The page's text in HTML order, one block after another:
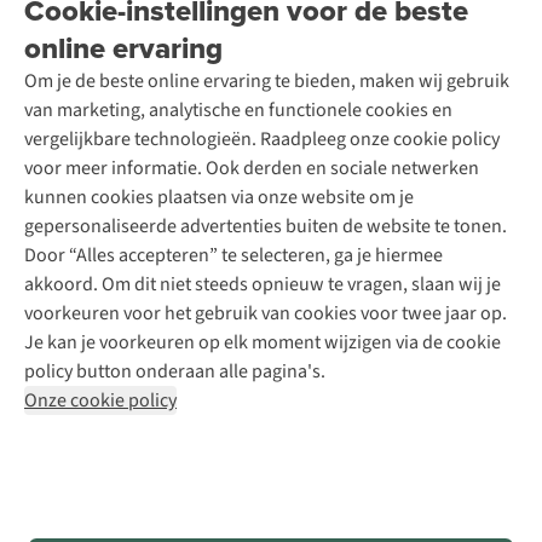
Cookie-instellingen voor de beste
online ervaring
Om je de beste online ervaring te bieden, maken wij gebruik
van marketing, analytische en functionele cookies en
vergelijkbare technologieën. Raadpleeg onze cookie policy
voor meer informatie. Ook derden en sociale netwerken
kunnen cookies plaatsen via onze website om je
gepersonaliseerde advertenties buiten de website te tonen.
Door “Alles accepteren” te selecteren, ga je hiermee
akkoord. Om dit niet steeds opnieuw te vragen, slaan wij je
voorkeuren voor het gebruik van cookies voor twee jaar op.
Je kan je voorkeuren op elk moment wijzigen via de cookie
policy button onderaan alle pagina's.
Onze cookie policy
Garantie
Contact
Over A.S.Adventure
Toegankelijkheidsverklaring
Wasservice
Schoenonderhoud
Schoenherstelling
Kledingherstelling
Retouches
Voor bedrijven
A.S.Magazine
Podcast
Explore Academy
Explore Camp
Gear Check
Inspiratie & advies
Meld je aan voor de nieuwsbrief
Follow us
Disclaimer Privacy Policy
Algemene voorwaarden
Cookie Policy